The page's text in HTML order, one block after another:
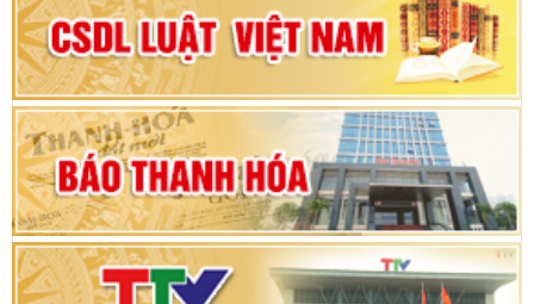
Đại hội Đảng bộ xã Yên Ninh lần thứ nhất,
nhiệm kỳ 2025 - 2030
Khai mạc Kỳ họp bất thường lần thứ 9, Quốc
hội khóa XV
Phiên thảo luận Kỳ họp thứ 24, HĐND tỉnh
Thanh Hóa khóa XVIII, nhiệm kỳ 2021 - 2026
Bế mạc Kỳ họp thứ hai bốn, Hội đồng nhân dân